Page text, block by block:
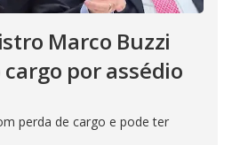
Marco Buzzi
por assédio
perda de cargo e pode ter